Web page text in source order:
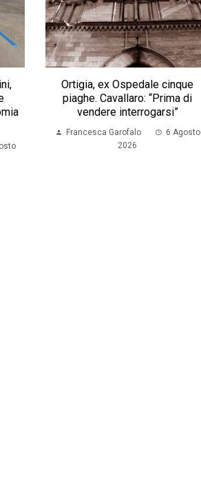
Ortigia, ex Ospedale cinque
piaghe. Cavallaro: “Prima di
vendere interrogarsi”
Francesca Garofalo
6 Agosto
2026